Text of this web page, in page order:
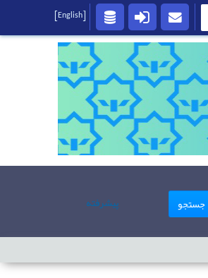
جستجو پیشرفته
[English]